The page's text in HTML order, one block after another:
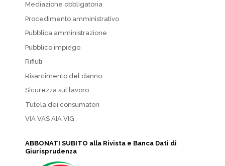
Mediazione obbligatoria
Procedimento amministrativo
Pubblica amministrazione
Pubblico impiego
Rifiuti
Risarcimento del danno
Sicurezza sul lavoro
Tutela dei consumatori
VIA VAS AIA VIG
ABBONATI SUBITO alla Rivista e Banca Dati di
Giurisprudenza